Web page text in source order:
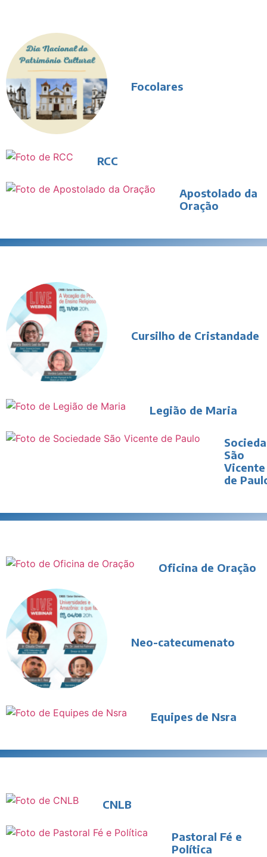
Focolares
RCC
Apostolado da
Oração
Cursilho de Cristandade
Legião de Maria
São
Vicente
de
Oficina de Oração
Neo-catecumenato
Equipes de Nsra
CNLB
Pastoral Fé e
Política